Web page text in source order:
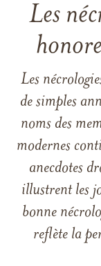
Les
Les
de simples
noms des
modernes
anecdotes
illustrent les
bonne
reflète la